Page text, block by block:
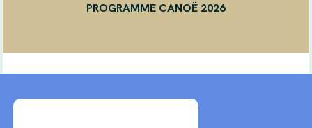
PROGRAMME CANOË 2026